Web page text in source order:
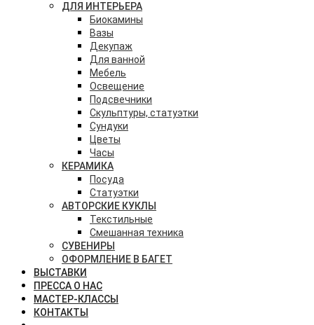
ДЛЯ ИНТЕРЬЕРА
Биокамины
Вазы
Декупаж
Для ванной
Мебель
Освещение
Подсвечники
Скульптуры, статуэтки
Сундуки
Цветы
Часы
КЕРАМИКА
Посуда
Статуэтки
АВТОРСКИЕ КУКЛЫ
Текстильные
Смешанная техника
СУВЕНИРЫ
ОФОРМЛЕНИЕ В БАГЕТ
ВЫСТАВКИ
ПРЕССА О НАС
МАСТЕР-КЛАССЫ
КОНТАКТЫ